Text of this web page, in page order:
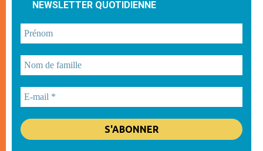
NEWSLETTER QUOTIDIENNE